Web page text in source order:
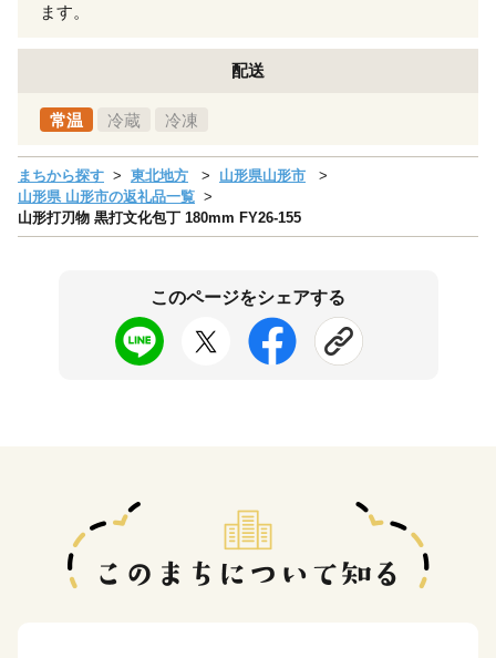
ます。
配送
常温 冷蔵 冷凍
まちから探す 東北地方
山形県山形市
山形県 山形市の返礼品一覧
山形打刃物 黒打文化包丁 180mm FY26-155
このページをシェアする